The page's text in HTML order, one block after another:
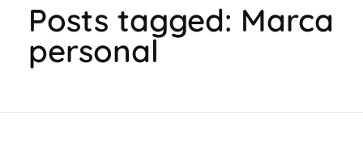
Posts tagged: Marca
personal